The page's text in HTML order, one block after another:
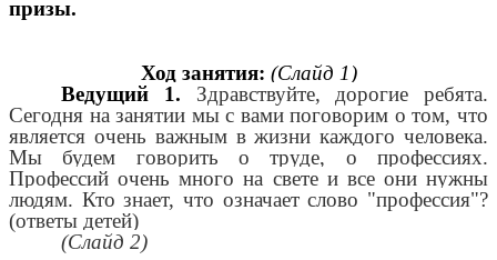
призы.
Ход занятия: (Слайд 1)
Ведущий 1. Здравствуйте, дорогие ребята.
Сегодня на занятии мы с вами поговорим о том, что
является очень важным в жизни каждого человека.
Мы будем говорить о труде, о профессиях.
Профессий очень много на свете и все они нужны
людям. Кто знает, что означает слово "профессия"?
(ответы детей)
(Слайд 2)